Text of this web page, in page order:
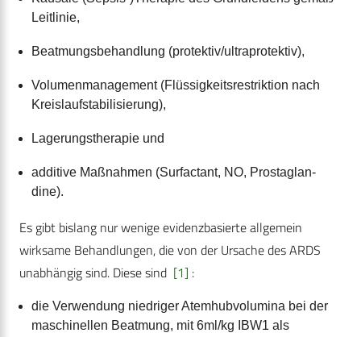
Leitlinie,
Beatmungsbehandlung (protektiv/ultraprotektiv),
Volumenmanagement (Flüssigkeitsrestriktion nach
Kreislaufstabilisierung),
Lagerungstherapie und
additive Maßnahmen (Surfactant, NO, Prostaglan­
dine).
Es gibt bislang nur wenige evidenzbasierte allgemein
wirksame Behandlungen, die von der Ursache des ARDS
unabhängig sind. Diese sind [1] :
die Verwendung niedriger Atemhubvolumina bei der
maschinellen Beatmung, mit 6ml/kg IBW1 als